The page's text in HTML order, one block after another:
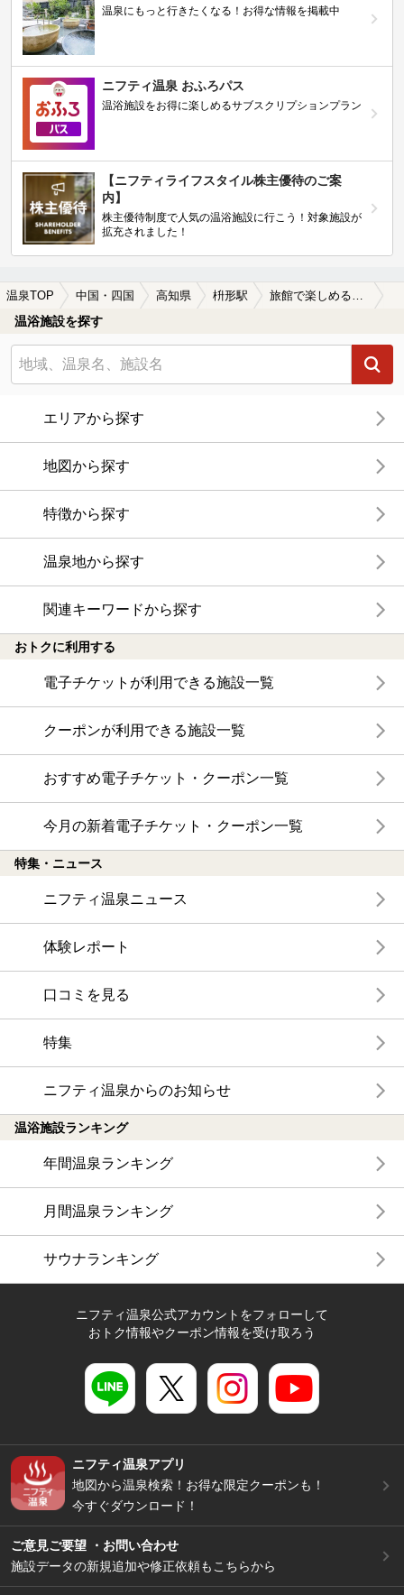
温泉にもっと行きたくなる！お得な情報を掲載中
ニフティ温泉 おふろパス
温浴施設をお得に楽しめるサブスクリプションプラン
【ニフティライフスタイル株主優待のご案
内】
株主優待制度で人気の温浴施設に行こう！対象施設が
拡充されました！
温泉TOP 中国・四国 高知県 枡形駅 旅館で楽しめる枡形駅近くの温泉、日帰り温泉、スーパー銭湯おすすめ
温浴施設を探す
エリアから探す
地図から探す
特徴から探す
温泉地から探す
関連キーワードから探す
おトクに利用する
電子チケットが利用できる施設一覧
クーポンが利用できる施設一覧
おすすめ電子チケット・クーポン一覧
今月の新着電子チケット・クーポン一覧
特集・ニュース
ニフティ温泉ニュース
体験レポート
口コミを見る
特集
ニフティ温泉からのお知らせ
温浴施設ランキング
年間温泉ランキング
月間温泉ランキング
サウナランキング
ニフティ温泉公式アカウントをフォローして
おトク情報やクーポン情報を受け取ろう
ニフティ温泉アプリ
地図から温泉検索！お得な限定クーポンも！
今すぐダウンロード！
ご意見ご要望 ・お問い合わせ
施設データの新規追加や修正依頼もこちらから